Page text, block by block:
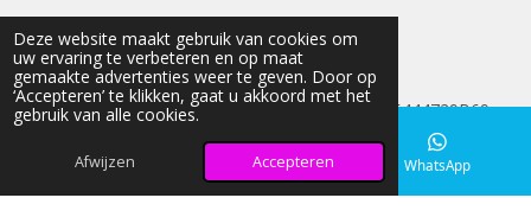
Deze website maakt gebruik van cookies om
uw ervaring te verbeteren en op maat
gemaakte advertenties weer te geven. Door op
‘Accepteren’ te klikken, gaat u akkoord met het
gebruik van alle cookies.
Afwijzen Accepteren
Contact
FAQ
© 2026 light-nd-glow KVK: 42033026 BTW:NL005444729B69
Alle prijzen op onze website zijn Inclusief BTW
E-mailadres Instagram WhatsApp